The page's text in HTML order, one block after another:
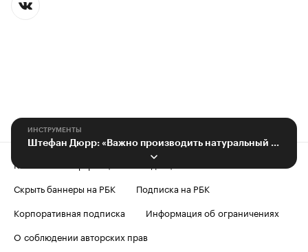
ИНСТРУМЕНТЫ
Штефан Дюрр: «Важно производить натуральный продукт по разумным ценам»
Контактная информация
Редакция
Скрыть баннеры на РБК
Подписка на РБК
Корпоративная подписка
Информация об ограничениях
О соблюдении авторских прав